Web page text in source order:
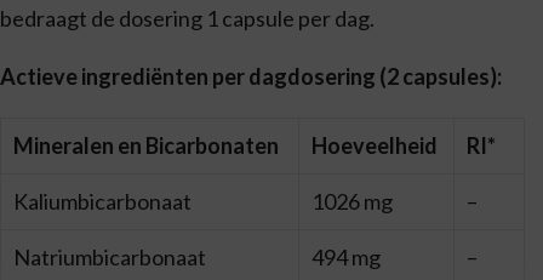
bedraagt de dosering 1 capsule per dag.
Actieve ingrediënten per dagdosering (2 capsules):
Mineralen en Bicarbonaten Hoeveelheid RI*
Kaliumbicarbonaat 1026 mg –
Natriumbicarbonaat 494 mg –